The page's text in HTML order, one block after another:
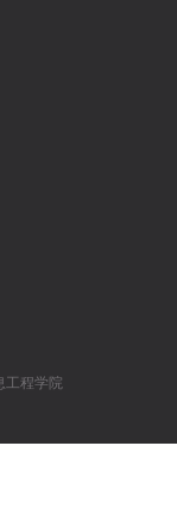
工程学院